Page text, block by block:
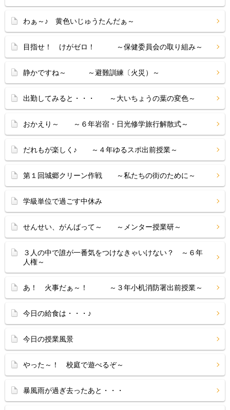
わぁ～♪ 黄色いじゅうたんだぁ～
目指せ！ けがゼロ！ ～保健委員会の取り組み～
静かですね～ ～避難訓練〔火災）～
出勤してみると・・・ ～大いちょうの葉の変色～
おかえり～ ～６年岩宿・日光修学旅行解散式～
だれもが楽しく♪ ～４年ゆるスポ出前授業～
第１回城郷クリーン作戦 ～私たちの街のために～
学級単位で過ごす中休み
せんせい、がんばって～ ～メンター授業研～
３人の中で誰が一番気をつけなきゃいけない？ ～６年
人権～
あ！ 火事だぁ～！ ～３年小机消防署出前授業～
今日の給食は・・・♪
今日の授業風景
やった～！ 校庭で遊べるぞ～
暴風雨が過ぎ去ったあと・・・